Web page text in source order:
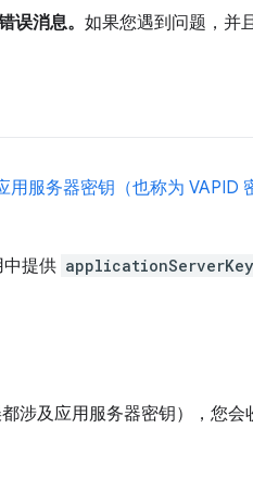
消息。 如果您遇到问题，并
用服务器密钥（也称为 VAPID
中提供 applicationServerKey
涉及应用服务器密钥），您会